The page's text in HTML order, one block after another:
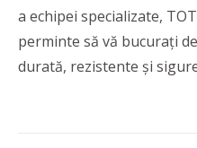
a echipei specializate,
perminte să vă bucurați
durată, rezistente și